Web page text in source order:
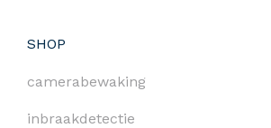
SHOP
camerabewaking
inbraakdetectie